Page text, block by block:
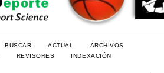
BUSCAR ACTUAL
ARCHIVOS
REVISORES
INDEXACIÓN